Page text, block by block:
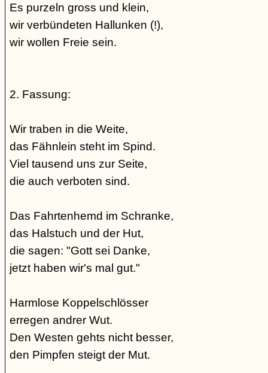
Es purzeln gross und klein,
wir verbündeten Hallunken (!),
wir wollen Freie sein.
2. Fassung:
Wir traben in die Weite,
das Fähnlein steht im Spind.
Viel tausend uns zur Seite,
die auch verboten sind.
Das Fahrtenhemd im Schranke,
das Halstuch und der Hut,
die sagen: "Gott sei Danke,
jetzt haben wir's mal gut."
Harmlose Koppelschlösser
erregen andrer Wut.
Den Westen gehts nicht besser,
den Pimpfen steigt der Mut.